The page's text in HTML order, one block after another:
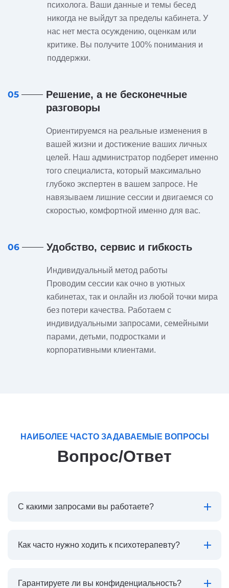
психолога. Ваши данные и темы бесед
никогда не выйдут за пределы кабинета. У
нас нет места осуждению, оценкам или
критике. Вы получите 100% понимания и
поддержки.
05
Решение, а не бесконечные
разговоры
Ориентируемся на реальные изменения в
вашей жизни и достижение ваших личных
целей. Наш администратор подберет именно
того специалиста, который максимально
глубоко экспертен в вашем запросе. Не
навязываем лишние сессии и двигаемся со
скоростью, комфортной именно для вас.
06 Удобство, сервис и гибкость
Индивидуальный метод работы
Проводим сессии как очно в уютных
кабинетах, так и онлайн из любой точки мира
без потери качества. Работаем с
индивидуальными запросами, семейными
парами, детьми, подростками и
корпоративными клиентами.
НАИБОЛЕЕ ЧАСТО ЗАДАВАЕМЫЕ ВОПРОСЫ
Вопрос/Ответ
С какими запросами вы работаете?
Как часто нужно ходить к психотерапевту?
Гарантируете ли вы конфиденциальность?